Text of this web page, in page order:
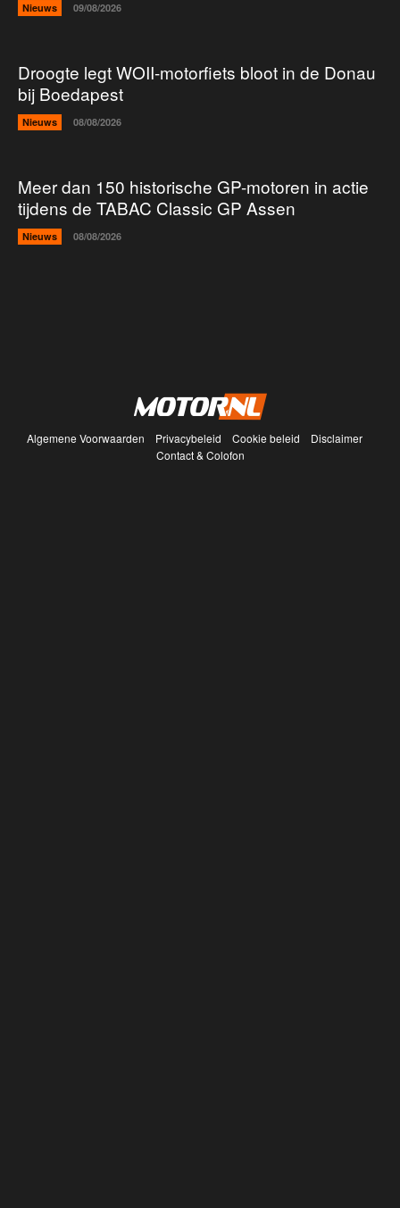
Nieuws 09/08/2026
Droogte legt WOII-motorfiets bloot in de Donau
bij Boedapest
Nieuws 08/08/2026
Meer dan 150 historische GP-motoren in actie
tijdens de TABAC Classic GP Assen
Nieuws 08/08/2026
Algemene Voorwaarden Privacybeleid Cookie beleid
Disclaimer
Contact & Colofon